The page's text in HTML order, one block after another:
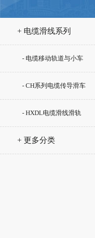
+ 电缆滑线系列
- 电缆移动轨道与小车
- CH系列电缆传导滑车
- HXDL电缆滑线滑轨
+ 更多分类